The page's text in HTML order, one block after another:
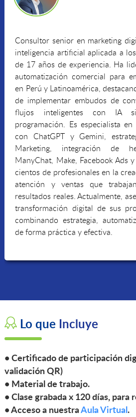
Consultor senior en marketing
inteligencia artificial aplicada a
de 17 años de experiencia. Ha
automatización comercial para
en Perú y Latinoamérica,
de implementar embudos de
flujos inteligentes con IA
programación. Es especialista
con ChatGPT y Gemini,
Marketing, integración de
ManyChat, Make, Facebook Ads
cientos de profesionales en la
atención y ventas que
resultados reales. Actualmente,
transformación digital de sus
combinando estrategia,
de forma práctica y efectiva.
Lo que Incluye
• Certificado de participación
validaciónQR)
• Material de trabajo.
• Clase grabada x 120 días, para
• Acceso a nuestraAula Virtual.